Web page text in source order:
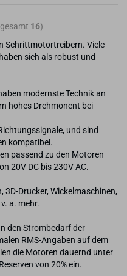
16)
Schrittmotortreibern. Viele
sich als robust und
modernste Technik an
hohes Drehmonent bei
und sind
kompatibel.
passend zu den Motoren
20V DC bis 230V AC.
3D-Drucker, Wickelmaschinen,
a. mehr.
den Strombedarf der
RMS-Angaben auf dem
die Motoren dauernd unter
von 20% ein.